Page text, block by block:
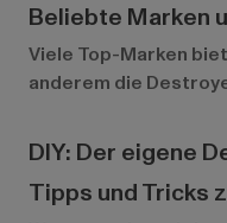
Beliebte Marken
Viele Top-Marken
anderem die
DIY: Der eigene
Tipps und Tricks